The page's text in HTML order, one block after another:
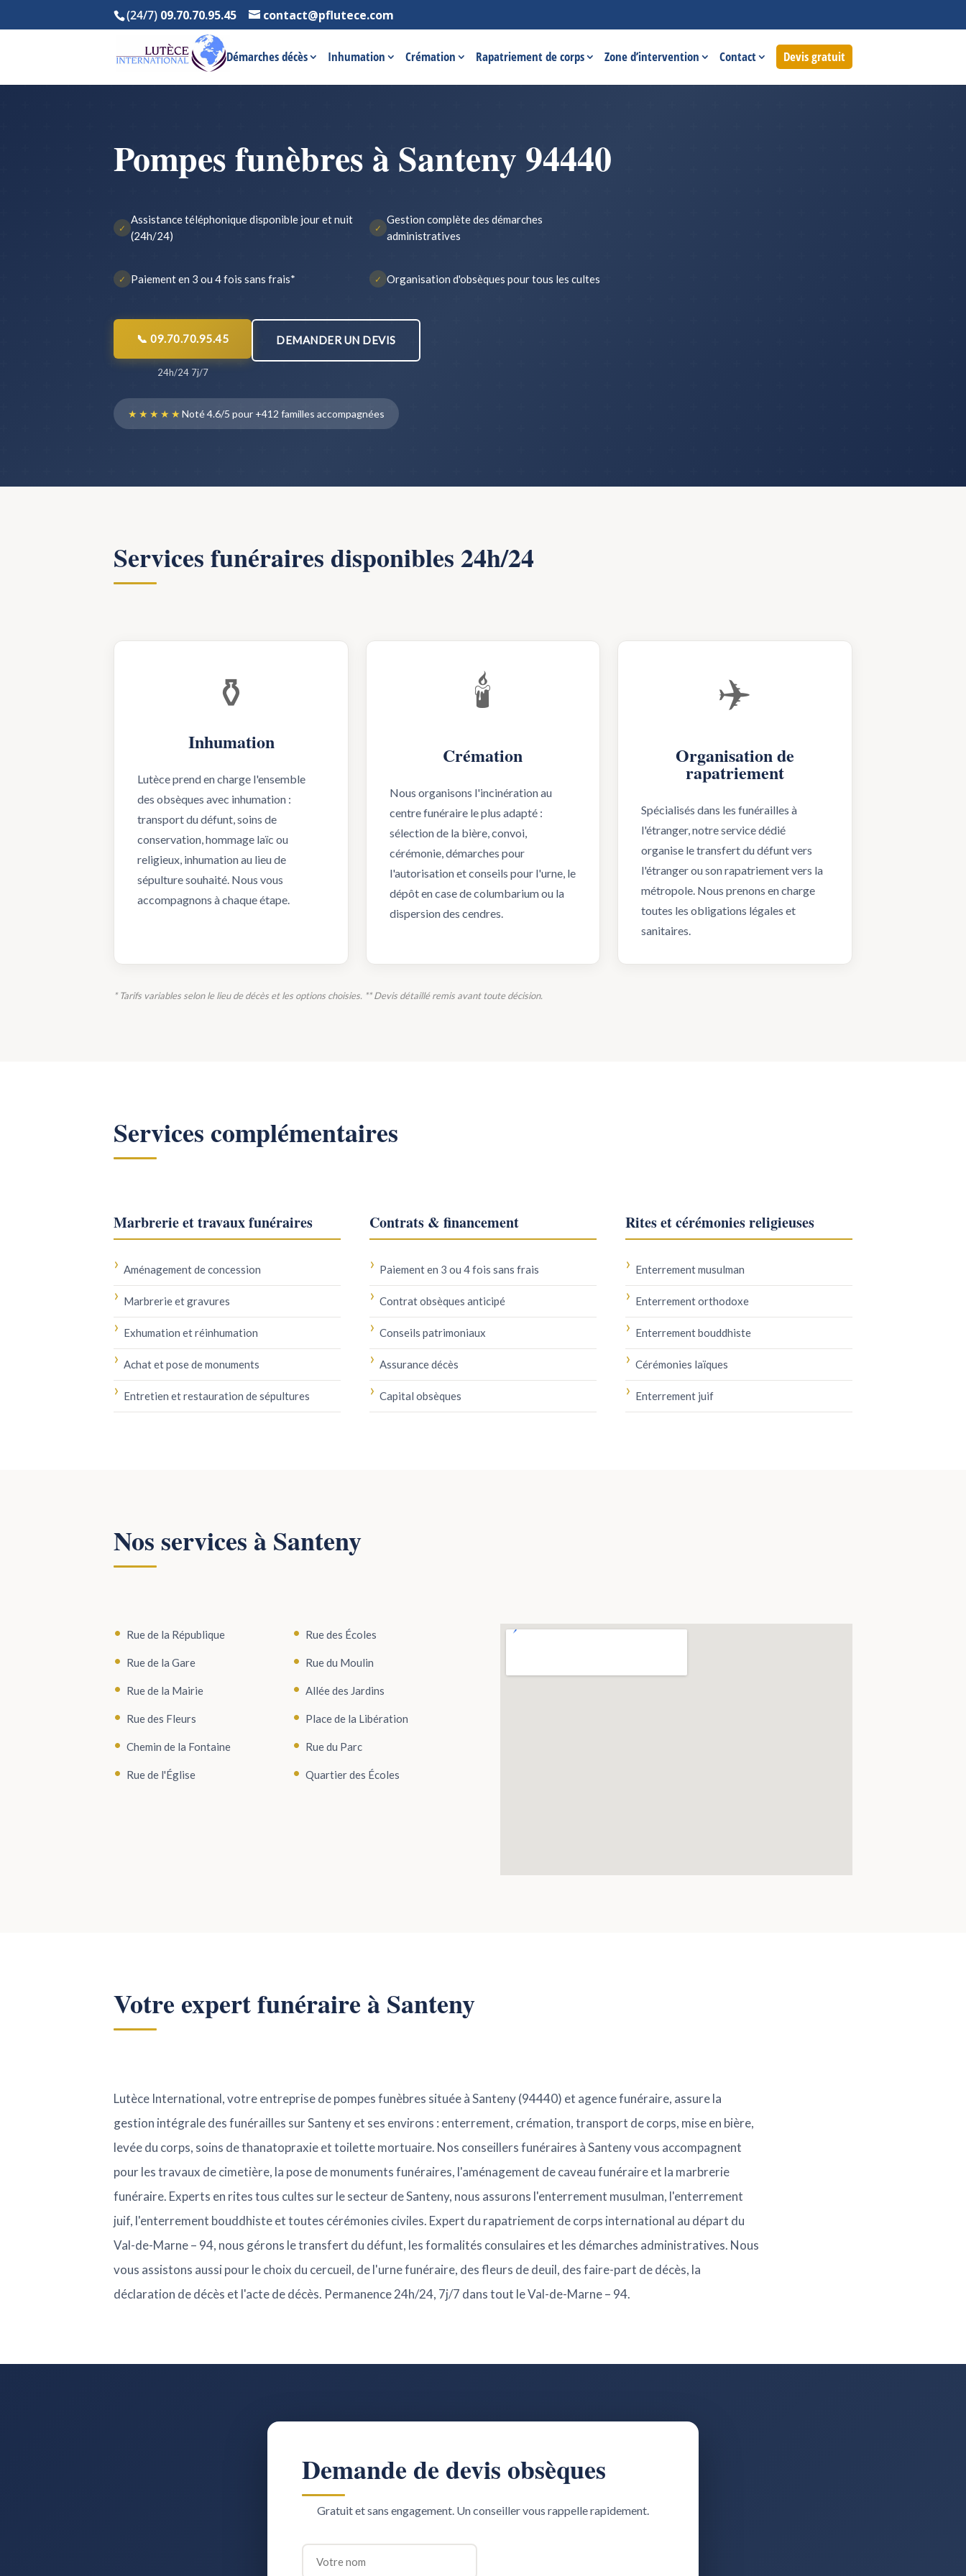
(24/7) 09.70.70.95.45 contact@pflutece.com
Démarches décès Inhumation Crémation Rapatriement de corps Zone d’intervention Contact Devis gratuit
Pompes funèbres à Santeny 94440
✓
Assistance téléphonique disponible jour et nuit
(24h/24)
✓
Gestion complète des démarches
administratives
✓ Paiement en 3 ou 4 fois sans frais* ✓ Organisation d'obsèques pour tous les cultes
📞 09.70.70.95.45
24h/24 7j/7
DEMANDER UN DEVIS
★★★★★Noté 4.6/5 pour +412 familles accompagnées
Services funéraires disponibles 24h/24
⚱️
Inhumation
Lutèce prend en charge l'ensemble
des obsèques avec inhumation :
transport du défunt, soins de
conservation, hommage laïc ou
religieux, inhumation au lieu de
sépulture souhaité. Nous vous
accompagnons à chaque étape.
🕯️
Crémation
Nous organisons l'incinération au
centre funéraire le plus adapté :
sélection de la bière, convoi,
cérémonie, démarches pour
l'autorisation et conseils pour l'urne, le
dépôt en case de columbarium ou la
dispersion des cendres.
✈️
Organisation de
rapatriement
Spécialisés dans les funérailles à
l'étranger, notre service dédié
organise le transfert du défunt vers
l'étranger ou son rapatriement vers la
métropole. Nous prenons en charge
toutes les obligations légales et
sanitaires.
* Tarifs variables selon le lieu de décès et les options choisies. ** Devis détaillé remis avant toute décision.
Services complémentaires
Marbrerie et travaux funéraires
Aménagement de concession
Marbrerie et gravures
Exhumation et réinhumation
Achat et pose de monuments
Entretien et restauration de sépultures
Contrats & financement
Paiement en 3 ou 4 fois sans frais
Contrat obsèques anticipé
Conseils patrimoniaux
Assurance décès
Capital obsèques
Rites et cérémonies religieuses
Enterrement musulman
Enterrement orthodoxe
Enterrement bouddhiste
Cérémonies laïques
Enterrement juif
Nos services à Santeny
Rue de la République Rue des Écoles
Rue de la Gare Rue du Moulin
Rue de la Mairie Allée des Jardins
Rue des Fleurs Place de la Libération
Chemin de la Fontaine Rue du Parc
Rue de l'Église Quartier des Écoles
Votre expert funéraire à Santeny
Lutèce International, votre entreprise de pompes funèbres située à Santeny (94440) et agence funéraire, assure la
gestion intégrale des funérailles sur Santeny et ses environs : enterrement, crémation, transport de corps, mise en bière,
levée du corps, soins de thanatopraxie et toilette mortuaire. Nos conseillers funéraires à Santeny vous accompagnent
pour les travaux de cimetière, la pose de monuments funéraires, l'aménagement de caveau funéraire et la marbrerie
funéraire. Experts en rites tous cultes sur le secteur de Santeny, nous assurons l'enterrement musulman, l'enterrement
juif, l'enterrement bouddhiste et toutes cérémonies civiles. Expert du rapatriement de corps international au départ du
Val-de-Marne – 94, nous gérons le transfert du défunt, les formalités consulaires et les démarches administratives. Nous
vous assistons aussi pour le choix du cercueil, de l'urne funéraire, des fleurs de deuil, des faire-part de décès, la
déclaration de décès et l'acte de décès. Permanence 24h/24, 7j/7 dans tout le Val-de-Marne – 94.
Demande de devis obsèques
Gratuit et sans engagement. Un conseiller vous rappelle rapidement.